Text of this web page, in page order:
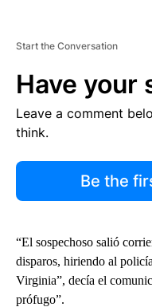
Start the Conversation
Have your
Leave a comment
think.
Be the
“El sospechoso salió
disparos, hiriendo al
Virginia”, decía el
prófugo”.